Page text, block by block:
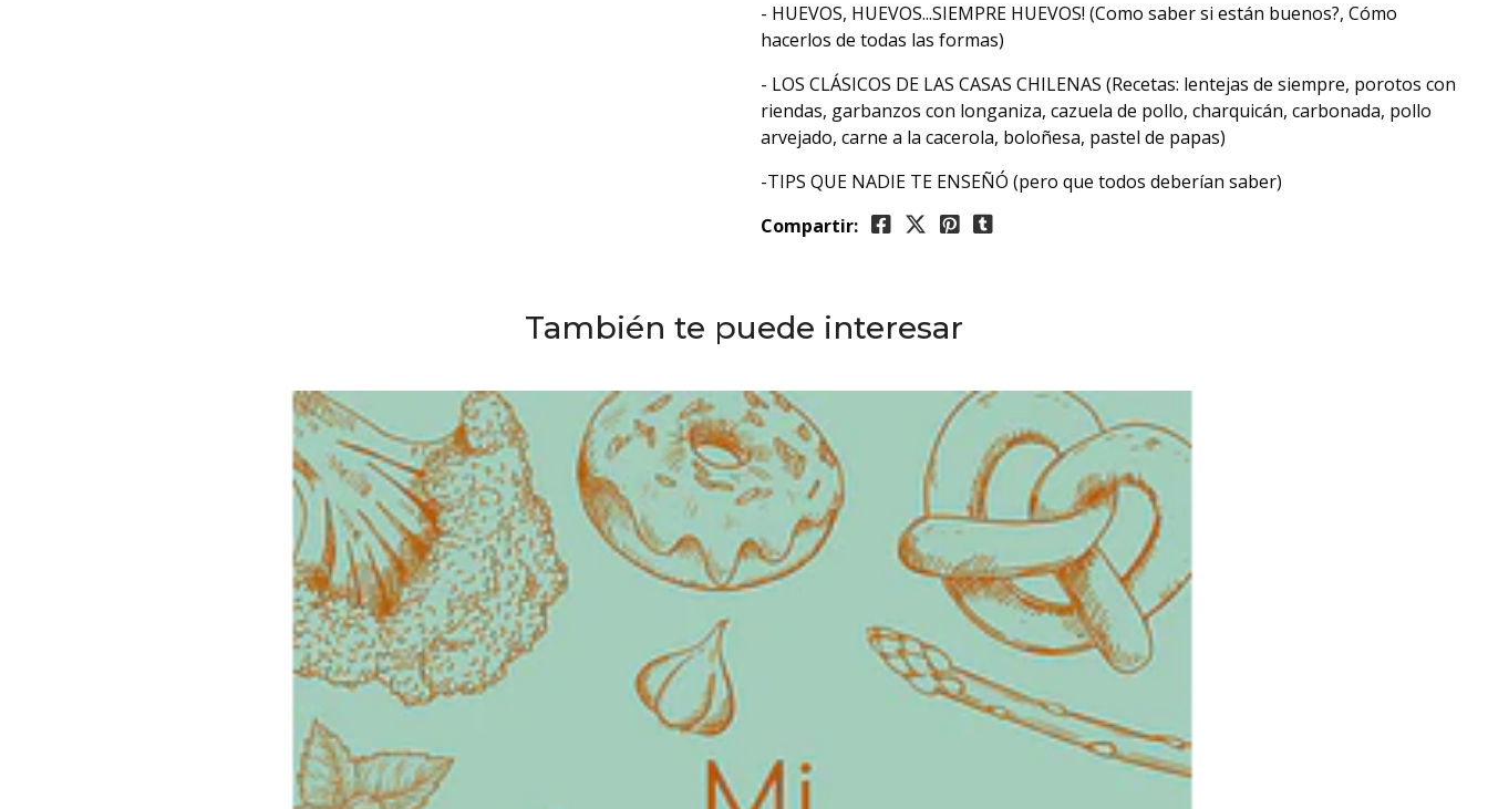
- HUEVOS, HUEVOS...SIEMPRE HUEVOS! (Como saber si están buenos?, Cómo
hacerlos de todas las formas)
- LOS CLÁSICOS DE LAS CASAS CHILENAS (Recetas: lentejas de siempre, porotos con
riendas, garbanzos con longaniza, cazuela de pollo, charquicán, carbonada, pollo
arvejado, carne a la cacerola, boloñesa, pastel de papas)
-TIPS QUE NADIE TE ENSEÑÓ (pero que todos deberían saber)
Compartir:
También te puede interesar